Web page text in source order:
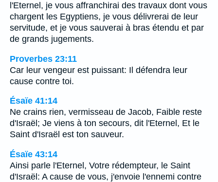
l'Eternel, je vous affranchirai des travaux dont vous
chargent les Egyptiens, je vous délivrerai de leur
servitude, et je vous sauverai à bras étendu et par
de grands jugements.
Proverbes 23:11
Car leur vengeur est puissant: Il défendra leur
cause contre toi.
Ésaïe 41:14
Ne crains rien, vermisseau de Jacob, Faible reste
d'Israël; Je viens à ton secours, dit l'Eternel, Et le
Saint d'Israël est ton sauveur.
Ésaïe 43:14
Ainsi parle l'Eternel, Votre rédempteur, le Saint
d'Israël: A cause de vous, j'envoie l'ennemi contre